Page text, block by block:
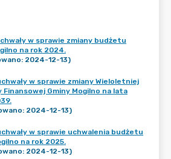
w sprawie zmiany budżetu
na rok 2024.
2024-12-13)
w sprawie zmiany Wieloletniej
Finansowej Gminy Mogilno na lata
2024-12-13)
w sprawie uchwalenia budżetu
na rok 2025.
2024-12-13)